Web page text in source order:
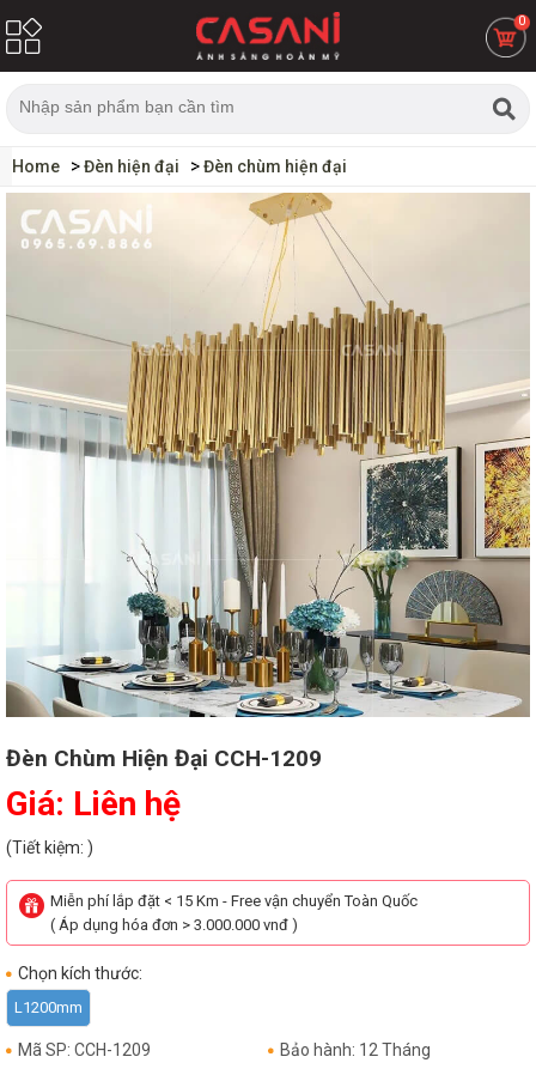
0
Home Đèn hiện đại Đèn chùm hiện đại
Đèn Chùm Hiện Đại CCH-1209
Giá: Liên hệ
(Tiết kiệm: )
Miễn phí lắp đặt < 15 Km - Free vận chuyển Toàn Quốc
( Áp dụng hóa đơn > 3.000.000 vnđ )
Chọn kích thước:
L1200mm
Mã SP: CCH-1209
Bảo hành: 12 Tháng